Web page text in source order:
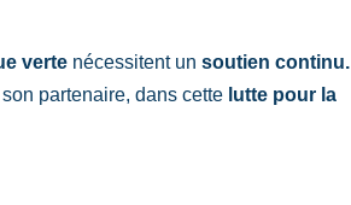
verte nécessitent un soutien continu.
partenaire, dans cette lutte pour la